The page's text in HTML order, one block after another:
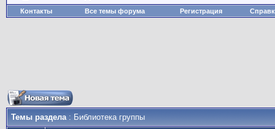
Контакты Все темы форума Регистрация
Темы раздела: Библиотека группы